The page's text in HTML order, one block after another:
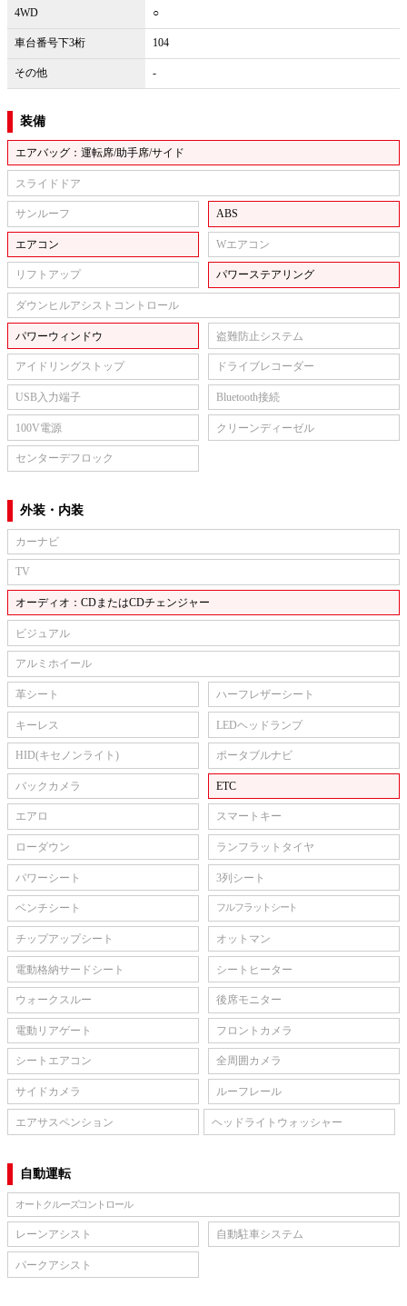
4WD ○
車台番号下3桁 104
その他 -
装備
エアバッグ：運転席/助手席/サイド
スライドドア
サンルーフ ABS
エアコン Wエアコン
リフトアップ パワーステアリング
ダウンヒルアシストコントロール
パワーウィンドウ 盗難防止システム
アイドリングストップ ドライブレコーダー
USB入力端子 Bluetooth接続
100V電源 クリーンディーゼル
センターデフロック
外装・内装
カーナビ
TV
オーディオ：CDまたはCDチェンジャー
ビジュアル
アルミホイール
革シート ハーフレザーシート
キーレス LEDヘッドランプ
HID(キセノンライト) ポータブルナビ
バックカメラ ETC
エアロ スマートキー
ローダウン ランフラットタイヤ
パワーシート 3列シート
ベンチシート フルフラットシート
チップアップシート オットマン
電動格納サードシート シートヒーター
ウォークスルー 後席モニター
電動リアゲート フロントカメラ
シートエアコン 全周囲カメラ
サイドカメラ ルーフレール
エアサスペンション ヘッドライトウォッシャー
自動運転
オートクルーズコントロール
レーンアシスト 自動駐車システム
パークアシスト